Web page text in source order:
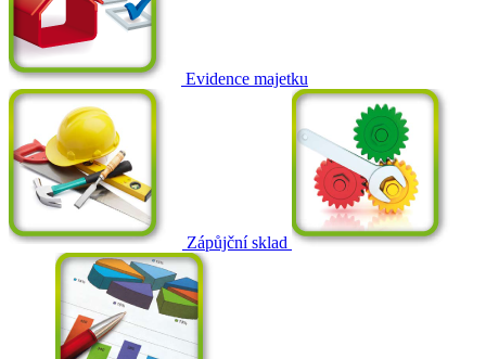
Evidence majetku
Zápůjční sklad